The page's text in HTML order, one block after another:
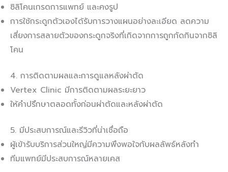
ซิลิโคนเกรดการแพทย์ และคงรูป
การใช้กระดูกตัวเองได้รับการวางแผนอย่างละเอียด ลดความ
เสี่ยงการสลายตัวของกระดูกจริงที่เกิดจากการถูกกัดกินจากซิลิ
โคน
4. การติดตามผลและการดูแลหลังผ่าตัด
Vertex Clinic มีการติดตามผลระยะยาว
ให้คำปรึกษาตลอดทั้งก่อนผ่าตัดและหลังผ่าตัด
5. มีประสบการณ์และรีวิวที่น่าเชื่อถือ
ผู้เข้ารับบริการส่วนใหญ่มีความพึงพอใจกับผลลัพธ์หลังทำ
ทีมแพทย์มีประสบการณ์หลายเคส